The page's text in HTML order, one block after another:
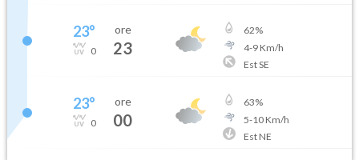
23°
0
ore
23
62%
4-9Km/h
Est SE
23°
0
ore
00
63%
5-10Km/h
Est NE